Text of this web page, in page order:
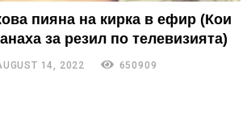
пияна на кирка в ефир (Кои
за резил по телевизията)
14, 2022
650909